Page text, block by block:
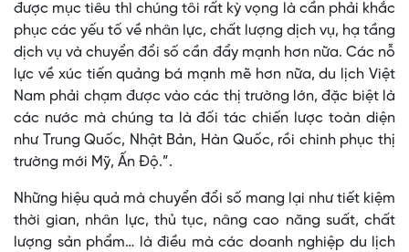
được mục tiêu thì chúng tôi rất kỳ vọng là cần phải khắc
phục các yếu tố về nhân lực, chất lượng dịch vụ, hạ tầng
dịch vụ và chuyển đổi số cần đẩy mạnh hơn nữa. Các nỗ
lực về xúc tiến quảng bá mạnh mẽ hơn nữa, du lịch Việt
Nam phải chạm được vào các thị trường lớn, đặc biệt là
các nước mà chúng ta là đối tác chiến lược toàn diện
như Trung Quốc, Nhật Bản, Hàn Quốc, rồi chinh phục thị
trường mới Mỹ, Ấn Độ.”.
Những hiệu quả mà chuyển đổi số mang lại như tiết kiệm
thời gian, nhân lực, thủ tục, nâng cao năng suất, chất
lượng sản phẩm… là điều mà các doanh nghiệp du lịch